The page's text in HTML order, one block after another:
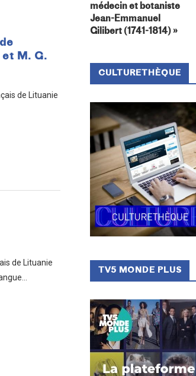
M. G.
de Lituanie
de Lituanie
médecin et botaniste
Jean-Emmanuel
Gilibert (1741-1814) »
CULTURETHÈQUE
TV5 MONDE PLUS